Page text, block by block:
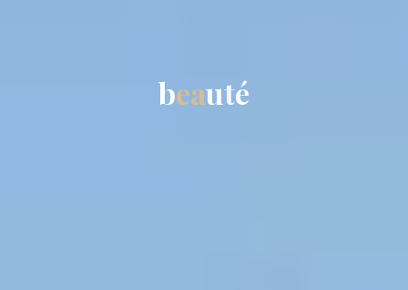
beautté